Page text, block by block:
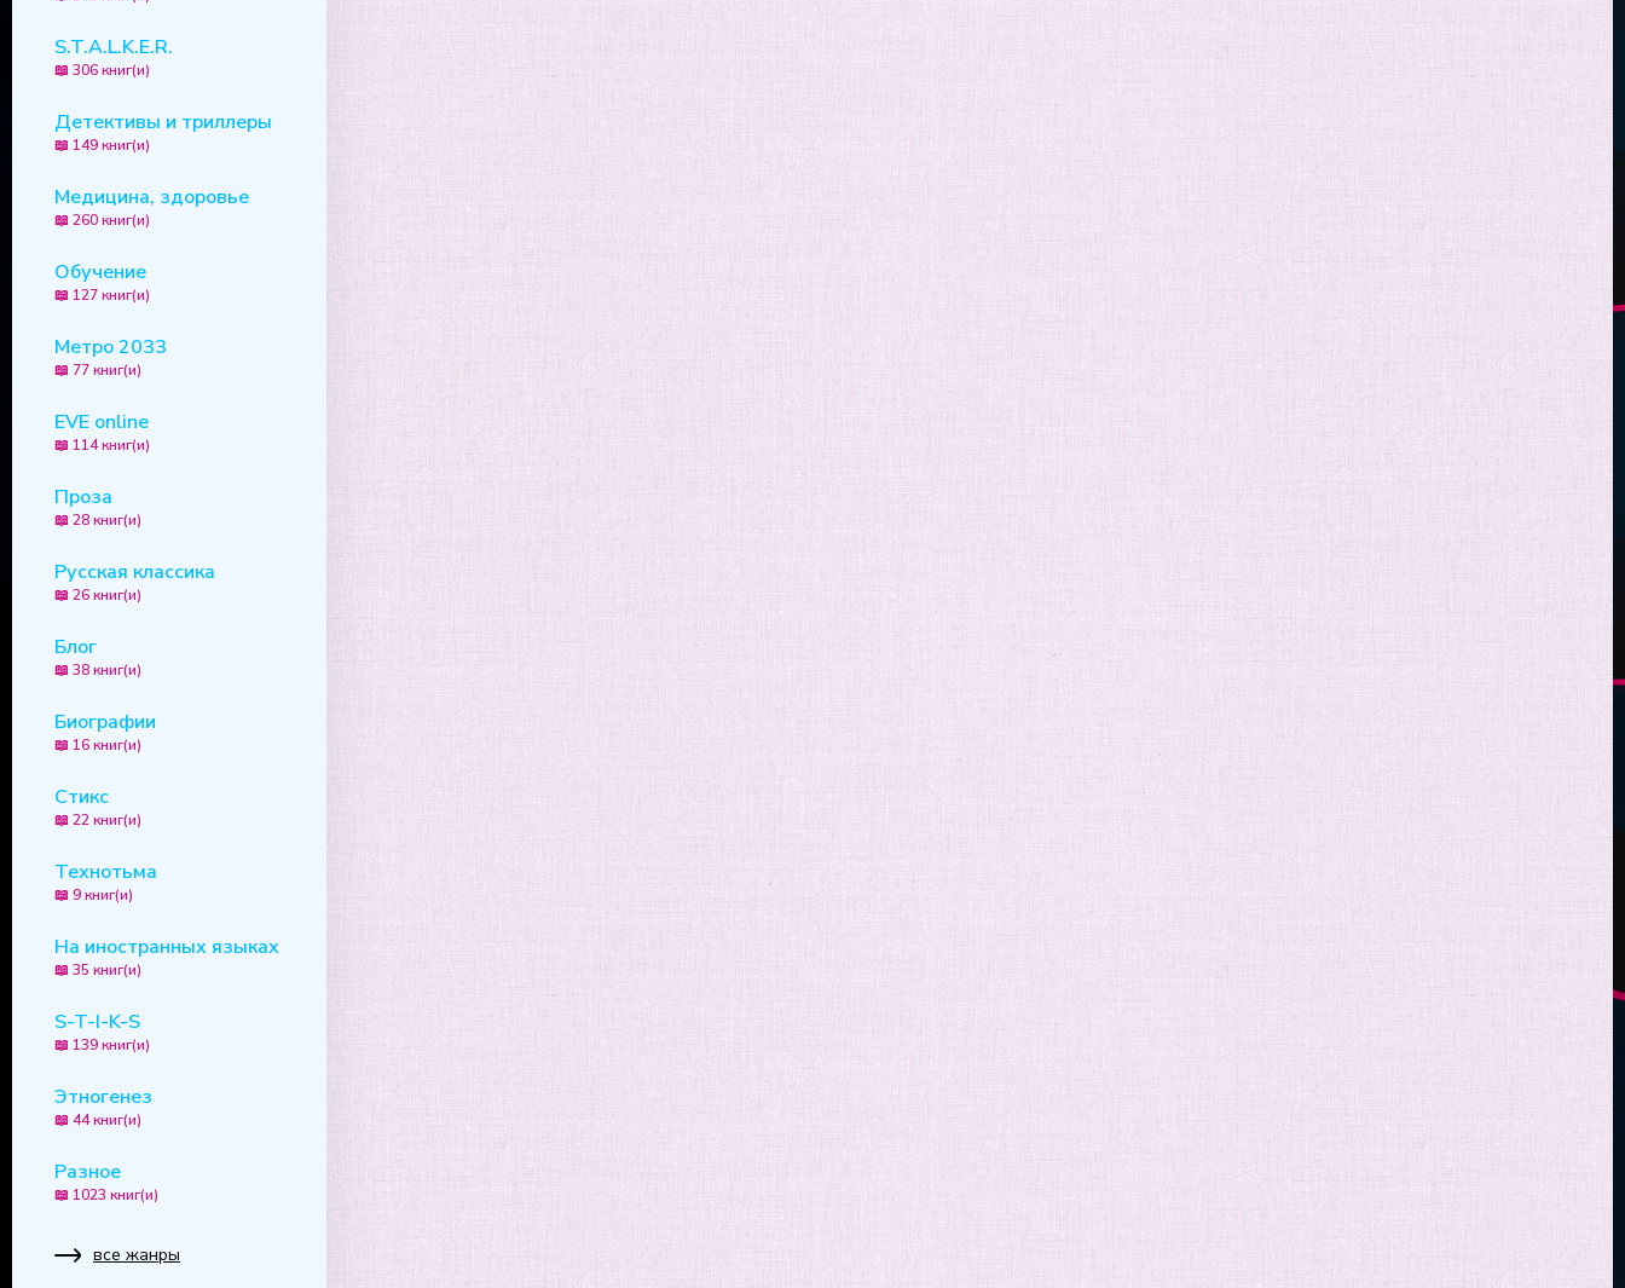
S.T.A.L.K.E.R.
📖 306 книг(и)
Детективы и триллеры
📖 149 книг(и)
Медицина, здоровье
📖 260 книг(и)
Обучение
📖 127 книг(и)
Метро 2033
📖 77 книг(и)
EVE online
📖 114 книг(и)
Проза
📖 28 книг(и)
Русская классика
📖 26 книг(и)
Блог
📖 38 книг(и)
Биографии
📖 16 книг(и)
Стикс
📖 22 книг(и)
Технотьма
📖 9 книг(и)
На иностранных языках
📖 35 книг(и)
S-T-I-K-S
📖 139 книг(и)
Этногенез
📖 44 книг(и)
Разное
📖 1023 книг(и)
все жанры